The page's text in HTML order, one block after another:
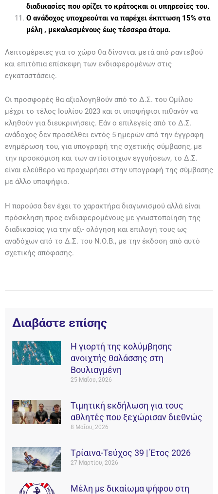
διαδικασίες που ορίζει το κράτοςκαι οι υπηρεσίες του.
Ο ανάδοχος υποχρεούται να παρέχει έκπτωση 15% στα
μέλη , μεκαλεσμένους έως τέσσερα άτομα.
Λεπτομέρειες για το χώρο θα δίνονται μετά από ραντεβού
και επιτόπια επίσκεψη των ενδιαφερομένων στις
εγκαταστάσεις.
Οι προσφορές θα αξιολογηθούν από το Δ.Σ. του Ομίλου
μέχρι το τέλος Ιουλίου 2023 και οι υποψήφιοι πιθανόν να
κληθούν για διευκρινήσεις. Εάν ο επιλεγείς από το Δ.Σ.
ανάδοχος δεν προσέλθει εντός 5 ημερών από την έγγραφη
ενημέρωση του, για υπογραφή της σχετικής σύμβασης, με
την προσκόμιση και των αντίστοιχων εγγυήσεων, το Δ.Σ.
είναι ελεύθερο να προχωρήσει στην υπογραφή της σύμβασης
με άλλο υποψήφιο.
Η παρούσα δεν έχει το χαρακτήρα διαγωνισμού αλλά είναι
πρόσκληση προς ενδιαφερομένους με γνωστοποίηση της
διαδικασίας για την αξι- ολόγηση και επιλογή τους ως
αναδόχων από το Δ.Σ. του Ν.Ο.Β., με την έκδοση από αυτό
σχετικής απόφασης.
Διαβάστε επίσης
Η γιορτή της κολύμβησης
ανοιχτής θαλάσσης στη
Βουλιαγμένη
25 Μαΐου, 2026
Τιμητική εκδήλωση για τους
αθλητές που ξεχώρισαν διεθνώς
8 Μαΐου, 2026
Tρίαινα-Τεύχος 39 | Έτος 2026
27 Μαρτίου, 2026
Μέλη με δικαίωμα ψήφου στη